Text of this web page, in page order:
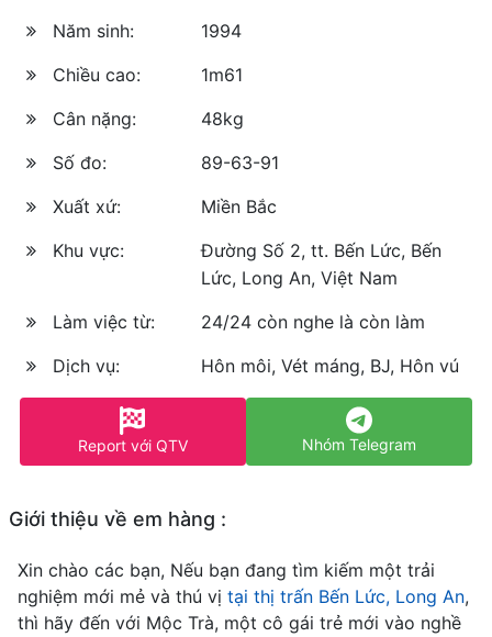
Năm sinh:
1994
Chiều cao:
1m61
Cân nặng:
48kg
Số đo:
89-63-91
Xuất xứ:
Miền Bắc
Khu vực:
Đường Số 2, tt. Bến Lức, Bến
Lức, Long An, Việt Nam
Làm việc từ:
24/24 còn nghe là còn làm
Dịch vụ:
Hôn môi, Vét máng, BJ, Hôn vú
Report với QTV Nhóm Telegram
Giới thiệu về em hàng :
Xin chào các bạn, Nếu bạn đang tìm kiếm một trải
nghiệm mới mẻ và thú vị tại thị trấn Bến Lức, Long An,
thì hãy đến với Mộc Trà, một cô gái trẻ mới vào nghề